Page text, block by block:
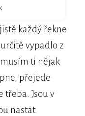
každý řekne
vypadlo z
ti nějak
přejede
třeba. Jsou v
nastat.